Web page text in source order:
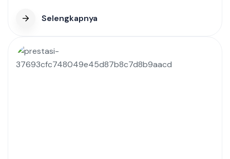
Selengkapnya